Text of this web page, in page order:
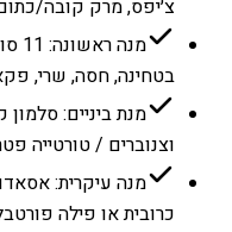
צ׳יפס, מרק קובה/
בטחינה, חסה, שרי,
מנת ביניים:
וצנוברים / טורטייה
מנה עיקרית:
כרובית או פילה